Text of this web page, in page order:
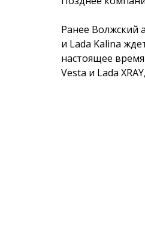
Ранее Волжский
и Lada Kalina
настоящее
Vesta и Lada